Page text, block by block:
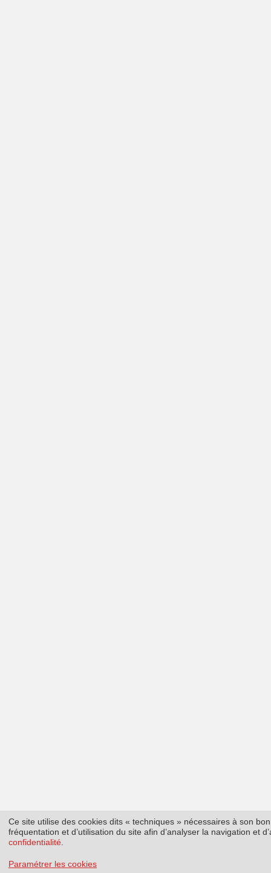
Ce site utilise des cookies dits « techniques » nécessaires à son
fréquentation et d’utilisation du site afin d’analyser la navigation et
confidentialité
Paramétrer les cookies